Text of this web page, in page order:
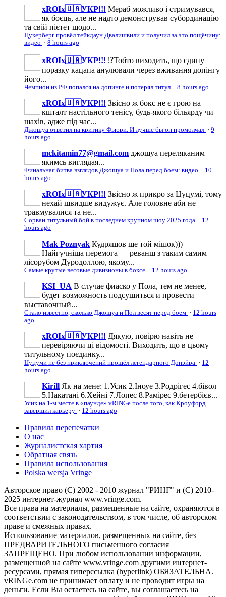
xROIx🇺🇦УКР!!! Мераб можливо і стримувався,
як боєць, але не надто демонстрував субординацію
та свій пієтет щодо...
Цукерберг провёл тейкдаун Двалишвили и получил за это пощёчину:
видео · 8 hours ago
xROIx🇺🇦УКР!!! ⁉️Тобто виходить, що єдину
поразку кацапа анулювали через вживання допінгу
його...
Чемпион из РФ попался на допинге и потерял титул · 8 hours ago
xROIx🇺🇦УКР!!! Звісно ж бокс не є грою на
кшталт настільного тенісу, будь-якого більярду чи
шахів, адже під час...
Джошуа ответил на критику Фьюри. И лучше бы он промолчал · 9
hours ago
mckitamin77@gmail.com джошуа переляканим
якимсь виглядая...
Финальная битва взглядов Джошуа и Пола перед боем: видео · 10
hours ago
xROIx🇺🇦УКР!!! Звісно ж прикро за Цуцумі, тому
нехай швидше видужує. Але головне аби не
травмувалися та не...
Сорван титульный бой в последнем крупном шоу 2025 года · 12
hours ago
Mak Poznyak Кудряшов ще той мішок)))
Найгучніша перемога — реванш з таким самим
лісорубом Дуродоллою, якому...
Самые крутые весовые дивизионы в боксе · 12 hours ago
KSI_UA В случае фиаско у Пола, тем не менее,
будет возможность подсушиться и провести
выставочный...
Стало известно, сколько Джошуа и Пол весят перед боем · 12 hours
ago
xROIx🇺🇦УКР!!! Дякую, повірю навіть не
перевіряючи ці відомості. Виходить, що в цьому
титульному поєдинку...
Цуцуми не без приключений прошёл легендарного Донэйра · 12
hours ago
Kirill Як на мене: 1.Усик 2.Іноуе 3.Родрігес 4.бівол
5.Накатані 6.Хейні 7.Лопес 8.Рамірес 9.бетербієв...
Усик на 1-м месте в «паунде» vRINGe после того, как Кроуфорд
завершил карьеру · 12 hours ago
Правила перепечатки
О нас
Журналистская хартия
Обратная связь
Правила использования
Polska wersja Vringe
Авторское право (С) 2002 - 2010 журнал "РИНГ" и (С) 2010-
2025 интернет-журнал www.vringe.com.
Все права на материалы, размещенные на сайте, охраняются в
соответствии с законодательством, в том числе, об авторском
праве и смежных правах.
Использование материалов, размещенных на сайте, без
ПРЕДВАРИТЕЛЬНОГО письменного согласия
ЗАПРЕЩЕНО. При любом использовании информации,
размещенной на сайте www.vringe.com другими интернет-
ресурсами, прямая гиперссылка (hyperlink) ОБЯЗАТЕЛЬНА.
vRINGe.com не принимает оплату и не проводит игры на
деньги. Если Вы остаетесь на сайте, вы соглашаетесь на